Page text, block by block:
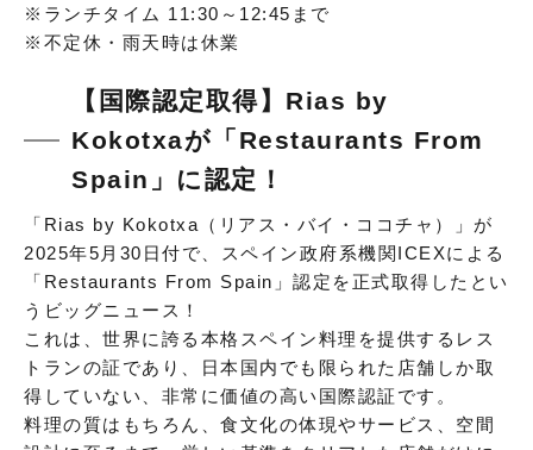
※ランチタイム 11:30～12:45まで
※不定休・雨天時は休業
【国際認定取得】Rias by
Kokotxaが「Restaurants From
Spain」に認定！
「Rias by Kokotxa（リアス・バイ・ココチャ）」が
2025年5月30日付で、スペイン政府系機関ICEXによる
「Restaurants From Spain」認定を正式取得したとい
うビッグニュース！
これは、世界に誇る本格スペイン料理を提供するレス
トランの証であり、日本国内でも限られた店舗しか取
得していない、非常に価値の高い国際認証です。
料理の質はもちろん、食文化の体現やサービス、空間